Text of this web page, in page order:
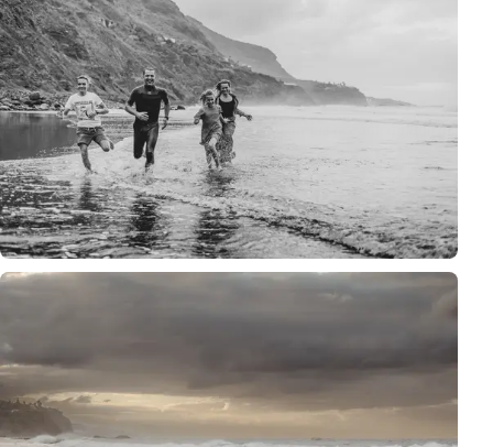
una vez más demostró que es una de las playas más hermosas
para sesiones familiares en Tenerife.
La sesión se realizó en Playa del Socorro durante la hora
dorada. Todas las fotos fueron tomadas con luz oceánica natural.
Sesión Familiar Sesión en Playa